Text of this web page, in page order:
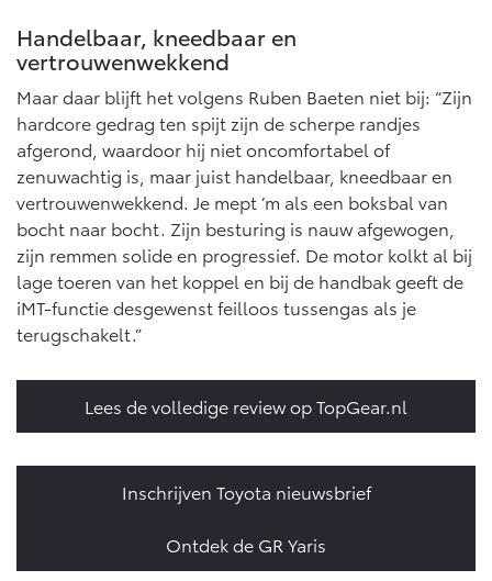
Handelbaar, kneedbaar en
vertrouwenwekkend
Maar daar blijft het volgens Ruben Baeten niet bij: “Zijn
hardcore gedrag ten spijt zijn de scherpe randjes
afgerond, waardoor hij niet oncomfortabel of
zenuwachtig is, maar juist handelbaar, kneedbaar en
vertrouwenwekkend. Je mept ’m als een boksbal van
bocht naar bocht. Zijn besturing is nauw afgewogen,
zijn remmen solide en progressief. De motor kolkt al bij
lage toeren van het koppel en bij de handbak geeft de
iMT-functie desgewenst feilloos tussengas als je
terugschakelt.”
Lees de volledige review op TopGear.nl
Inschrijven Toyota nieuwsbrief
Ontdek de GR Yaris